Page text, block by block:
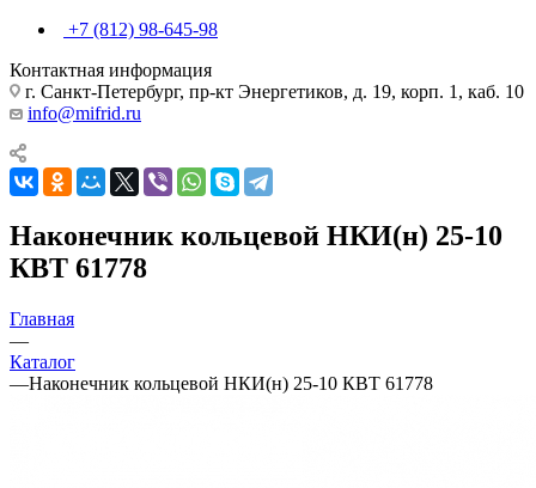
+7 (812) 98-645-98
Контактная информация
г. Санкт-Петербург, пр-кт Энергетиков, д. 19, корп. 1, каб. 10
info@mifrid.ru
Наконечник кольцевой НКИ(н) 25-10
КВТ 61778
Главная
—
Каталог
—Наконечник кольцевой НКИ(н) 25-10 КВТ 61778